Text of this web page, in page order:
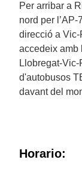
Per arribar a
nord per
direcció a Vic-
accedeix amb
Llobregat-
d'autobusos
davant del
Horario: